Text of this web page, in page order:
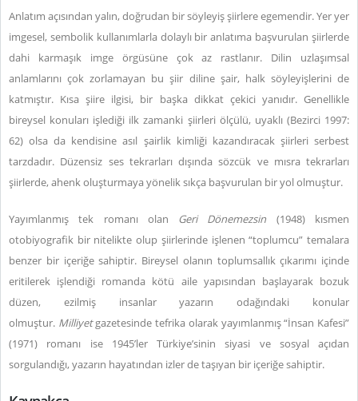
Anlatım açısından yalın, doğrudan bir söyleyiş şiirlere egemendir. Yer yer
imgesel, sembolik kullanımlarla dolaylı bir anlatıma başvurulan şiirlerde
dahi karmaşık imge örgüsüne çok az rastlanır. Dilin uzlaşımsal
anlamlarını çok zorlamayan bu şiir diline şair, halk söyleyişlerini de
katmıştır. Kısa şiire ilgisi, bir başka dikkat çekici yanıdır. Genellikle
bireysel konuları işlediği ilk zamanki şiirleri ölçülü, uyaklı (Bezirci 1997:
62) olsa da kendisine asıl şairlik kimliği kazandıracak şiirleri serbest
tarzdadır. Düzensiz ses tekrarları dışında sözcük ve mısra tekrarları
şiirlerde, ahenk oluşturmaya yönelik sıkça başvurulan bir yol olmuştur.
Yayımlanmış tek romanı olan Geri Dönemezsin (1948) kısmen
otobiyografik bir nitelikte olup şiirlerinde işlenen “toplumcu” temalara
benzer bir içeriğe sahiptir. Bireysel olanın toplumsallık çıkarımı içinde
eritilerek işlendiği romanda kötü aile yapısından başlayarak bozuk
düzen, ezilmiş insanlar yazarın odağındaki konular
olmuştur. Milliyetgazetesinde tefrika olarak yayımlanmış “İnsan Kafesi”
(1971) romanı ise 1945’ler Türkiye’sinin siyasi ve sosyal açıdan
sorgulandığı, yazarın hayatından izler de taşıyan bir içeriğe sahiptir.